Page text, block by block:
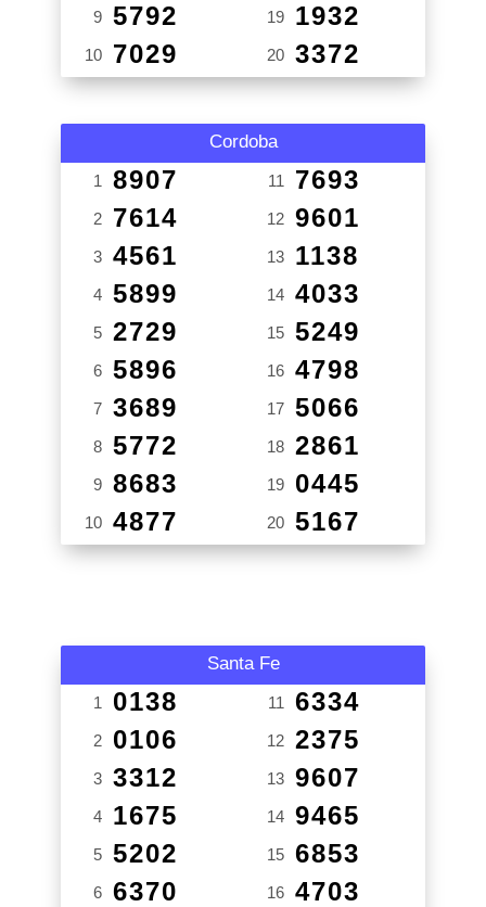
9 5792
10 7029
19 1932
20 3372
Cordoba
1 8907
2 7614
3 4561
4 5899
5 2729
6 5896
7 3689
8 5772
9 8683
10 4877
11 7693
12 9601
13 1138
14 4033
15 5249
16 4798
17 5066
18 2861
19 0445
20 5167
Santa Fe
1 0138
2 0106
3 3312
4 1675
5 5202
6 6370
11 6334
12 2375
13 9607
14 9465
15 6853
16 4703